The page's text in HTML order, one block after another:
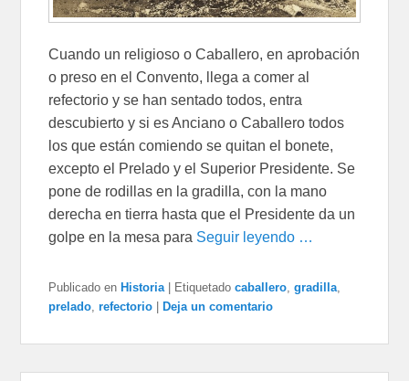
Cuando un religioso o Caballero, en aprobación
o preso en el Convento, llega a comer al
refectorio y se han sentado todos, entra
descubierto y si es Anciano o Caballero todos
los que están comiendo se quitan el bonete,
excepto el Prelado y el Superior Presidente. Se
pone de rodillas en la gradilla, con la mano
derecha en tierra hasta que el Presidente da un
golpe en la mesa para Seguir leyendo …
Publicado en Historia Etiquetado caballero,gradilla,
prelado,refectorio Deja un comentario